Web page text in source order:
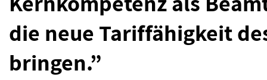
die neue Tariffähigkeit
bringen.”